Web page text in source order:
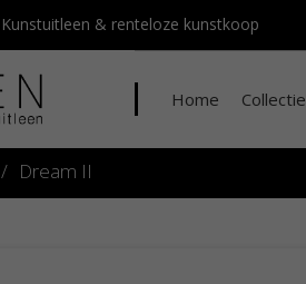
Kunstuitleen & renteloze kunstkoop
Home Collectie
/ Dream II